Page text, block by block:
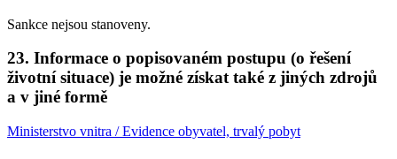
Sankce nejsou stanoveny.
23. Informace o popisovaném postupu (o řešení
životní situace) je možné získat také z jiných zdrojů
a v jiné formě
Ministerstvo vnitra / Evidence obyvatel, trvalý pobyt